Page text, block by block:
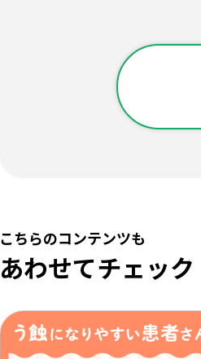
こちらのコンテンツも
あわせてチェック